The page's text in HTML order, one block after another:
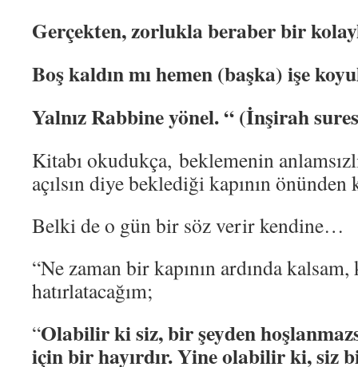
Gerçekten, zorlukla beraber bir
Boş kaldın mı hemen (başka) işe
Yalnız Rabbine yönel.“ (İnşirah
Kitabı okudukça, beklemenin
açılsın diye beklediği kapının
Belki de o gün bir söz verir kendine…
“Ne zaman bir kapının ardında
hatırlatacağım;
“Olabilir ki siz, bir şeyden
için bir hayırdır. Yine olabilir ki, siz